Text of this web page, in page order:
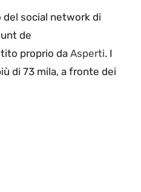
social network di
de
proprio da Asperti. I
di 73 mila, a fronte dei